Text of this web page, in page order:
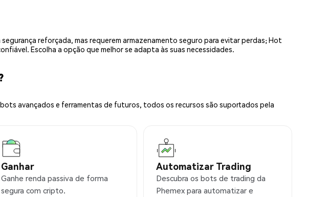
reforçada, mas requerem armazenamento seguro para evitar perdas; Hot
Escolha a opção que melhor se adapta às suas necessidades.
avançados e ferramentas de futuros, todos os recursos são suportados pela
Ganhar
Ganhe renda passiva de forma
segura com cripto.
Automatizar Trading
Descubra os bots de trading da
Phemex para automatizar e